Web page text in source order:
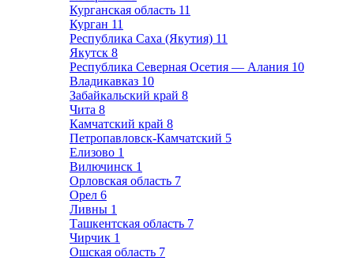
Курганская область 11
Курган 11
Республика Саха (Якутия) 11
Якутск 8
Республика Северная Осетия — Алания 10
Владикавказ 10
Забайкальский край 8
Чита 8
Камчатский край 8
Петропавловск-Камчатский 5
Елизово 1
Вилючинск 1
Орловская область 7
Орел 6
Ливны 1
Ташкентская область 7
Чирчик 1
Ошская область 7